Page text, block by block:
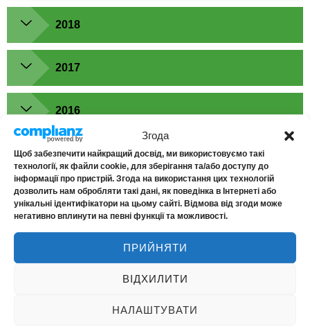
Згода
Щоб забезпечити найкращий досвід, ми використовуємо такі
технології, як файли cookie, для зберігання та/або доступу до
інформації про пристрій. Згода на використання цих технологій
дозволить нам обробляти такі дані, як поведінка в Інтернеті або
унікальні ідентифікатори на цьому сайті. Відмова від згоди може
негативно вплинути на певні функції та можливості.
ПРИЙНЯТИ
ВІДХИЛИТИ
НАЛАШТУВАТИ
2018
2017
2016
2015
Public Information
Insurance products
A
S
I